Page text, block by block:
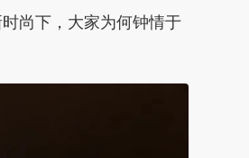
尚下，大家为何钟情于